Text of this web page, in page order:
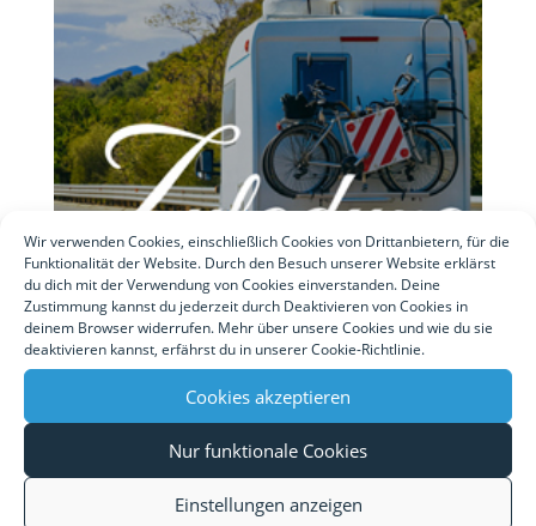
Wir verwenden Cookies, einschließlich Cookies von Drittanbietern, für die
Funktionalität der Website. Durch den Besuch unserer Website erklärst
du dich mit der Verwendung von Cookies einverstanden. Deine
Zustimmung kannst du jederzeit durch Deaktivieren von Cookies in
deinem Browser widerrufen. Mehr über unsere Cookies und wie du sie
deaktivieren kannst, erfährst du in unserer Cookie-Richtlinie.
Cookies akzeptieren
Nur funktionale Cookies
Einstellungen anzeigen
Tricks,Urlaubs-Vorbereitung